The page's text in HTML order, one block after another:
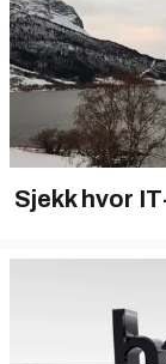
Sjekk hvor